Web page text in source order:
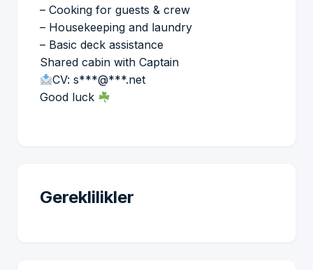
– Cooking for guests & crew
– Housekeeping and laundry
– Basic deck assistance
Shared cabin with Captain
CV: s***@***.net
Good luck
Gereklilikler